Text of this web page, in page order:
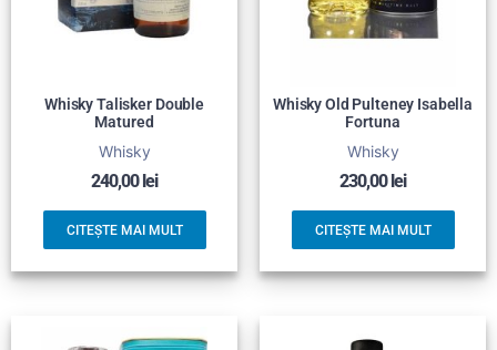
Whisky Talisker Double
Matured
Whisky
240,00lei
CITEȘTE MAI MULT
Whisky Old Pulteney Isabella
Fortuna
Whisky
230,00lei
CITEȘTE MAI MULT